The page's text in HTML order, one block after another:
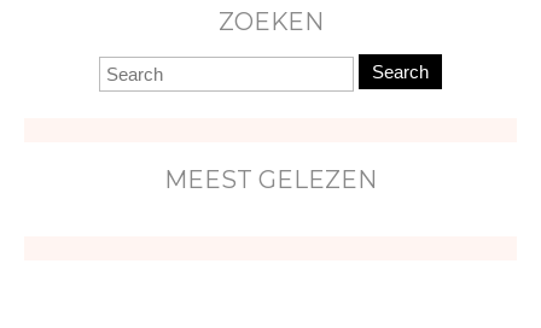
ZOEKEN
Search
MEEST GELEZEN